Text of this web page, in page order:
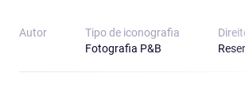
Autor
Tipo de iconografia
Fotografia P&B